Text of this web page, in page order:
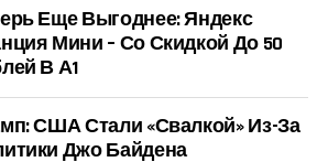
Еще Выгоднее: Яндекс
Мини – Со Скидкой До 50
В А1
США Стали «свалкой» Из-За
Джо Байдена